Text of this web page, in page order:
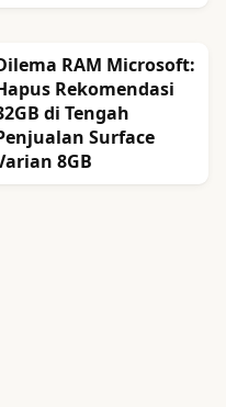
RAM Microsoft:
Rekomendasi
di Tengah
Surface
8GB